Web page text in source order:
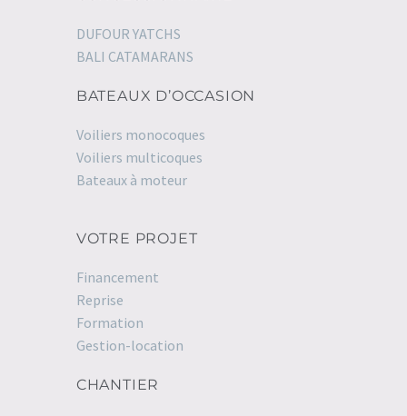
DUFOUR YATCHS
BALI CATAMARANS
BATEAUX D’OCCASION
Voiliers monocoques
Voiliers multicoques
Bateaux à moteur
VOTRE PROJET
Financement
Reprise
Formation
Gestion-location
CHANTIER